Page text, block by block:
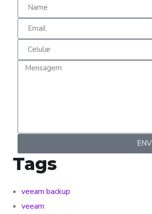
Tags
veeam backup
veeam